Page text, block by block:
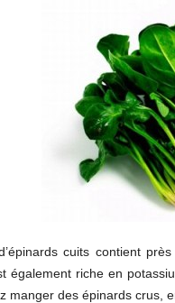
cuits contient
également riche en
manger des épinards crus,